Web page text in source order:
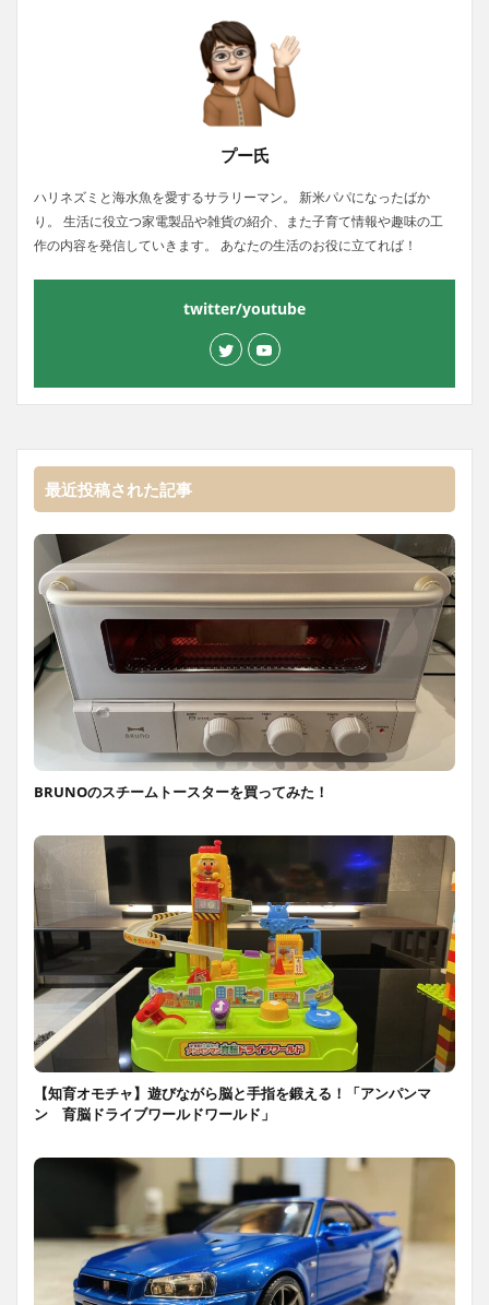
プー氏
ハリネズミと海水魚を愛するサラリーマン。 新米パパになったばか
り。 生活に役立つ家電製品や雑貨の紹介、また子育て情報や趣味の工
作の内容を発信していきます。 あなたの生活のお役に立てれば！
twitter/youtube
最近投稿された記事
BRUNOのスチームトースターを買ってみた！
【知育オモチャ】遊びながら脳と手指を鍛える！「アンパンマ
ン 育脳ドライブワールドワールド」